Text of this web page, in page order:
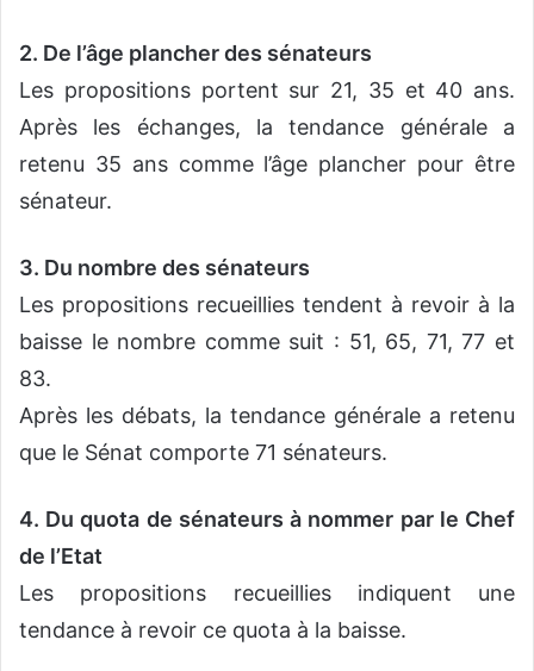
2. De l’âge plancher des sénateurs
Les propositions portent sur 21, 35 et 40 ans.
Après les échanges, la tendance générale a
retenu 35 ans comme l’âge plancher pour être
sénateur.
3. Du nombre des sénateurs
Les propositions recueillies tendent à revoir à la
baisse le nombre comme suit : 51, 65, 71, 77 et
83.
Après les débats, la tendance générale a retenu
que le Sénat comporte 71 sénateurs.
4. Du quota de sénateurs à nommer par le Chef
de l’Etat
Les propositions recueillies indiquent une
tendance à revoir ce quota à la baisse.